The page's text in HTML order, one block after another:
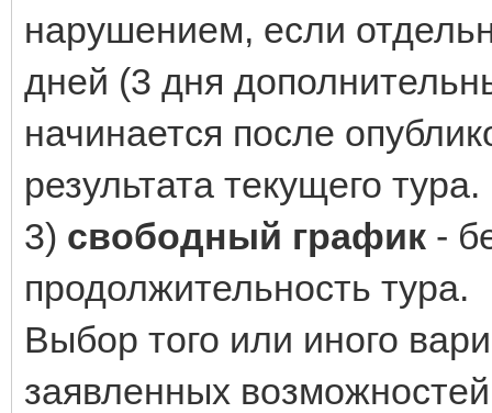
нарушением, если
дней (3 дня
начинается после
результата текущего тура.
3) свободный график -
продолжительность тура.
Выбор того или иного
заявленных